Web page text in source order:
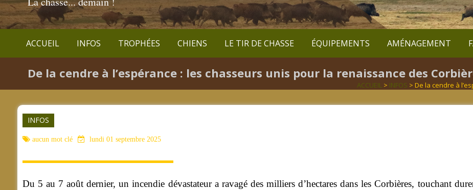
ACCUEIL INFOS TROPHÉES CHIENS LE TIR DE CHASSE ÉQUIPEMENTS AMÉNAGEMENT
De la cendre à l’espérance : les chasseurs unis pour la renaissance des
ACCUEIL > INFOS > De la cendre à
INFOS
aucun mot clé lundi 01 septembre 2025
Du 5 au 7 août dernier, un incendie dévastateur a ravagé des milliers d’hectares dans les Corbières, touchant